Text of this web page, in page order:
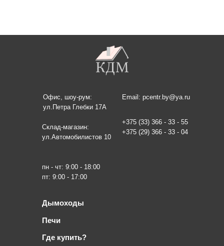
Печи
Где купить?
Офис, шоу-рум:
ул.Петра Глебки 17А
Склад-магазин:
ул.Автомобилистов 10
пн - чт: 9:00 - 18:00
пт: 9:00 - 17:00
Email: pcentr.by@ya.ru
+375 (33) 366 - 33 - 55
+375 (29) 366 - 33 - 04
Дымоходы